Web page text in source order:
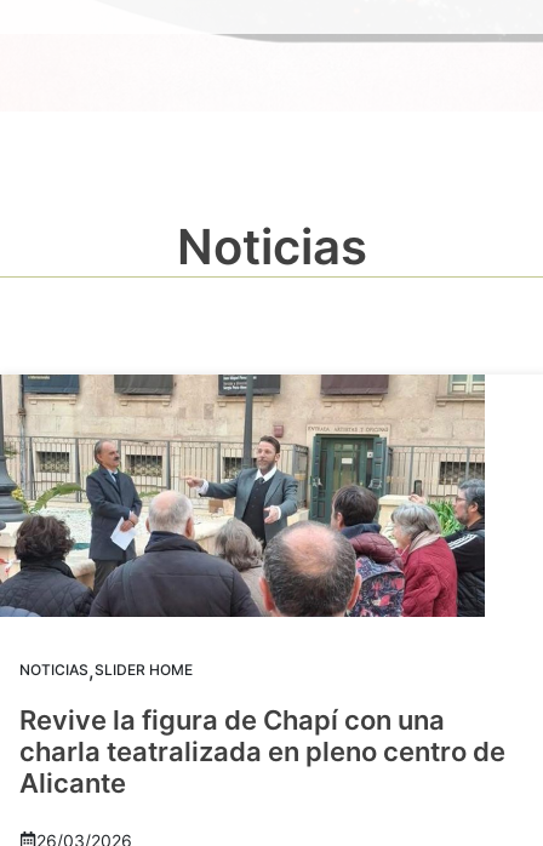
Noticias
NOTICIAS,SLIDER HOME
Revive la figura de Chapí con una
charla teatralizada en pleno centro de
Alicante
26/03/2026